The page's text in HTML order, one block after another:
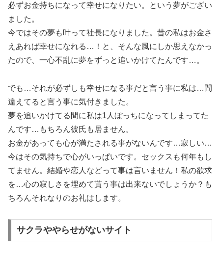
必ずお金持ちになって幸せになりたい。という夢がござい
ました。
今ではその夢も叶って社長になりました。昔の私はお金さ
えあれば幸せになれる…！と、そんな風にしか思えなかっ
たので、一心不乱に夢をずっと追いかけてたんです…。
でも…それが必ずしも幸せになる事だと言う事に私は…間
違えてると言う事に気付きました。
夢を追いかけてる間に私は1人ぼっちになってしまってた
んです…もちろん彼氏も居ません。
お金があっても心が満たされる事がないんです…寂しい…
今はその気持ちで心がいっぱいです。セックスも何年もし
てません。結婚や恋人などって事は言いません！私の欲求
を…心の寂しさを埋めて貰う事は出来ないでしょうか？も
ちろんそれなりのお礼はします。
サクラややらせがないサイト